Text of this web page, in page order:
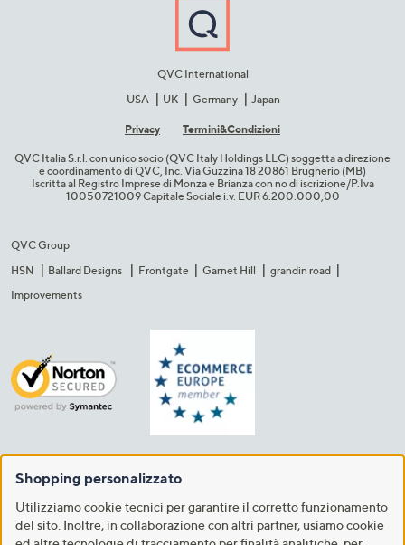
QVC International
USA
UK Germany Japan
Privacy Termini&C​ondizioni
QVC Italia S.r.l. con unico socio (QVC Italy Holdings LLC) soggetta a direzione
e coordinamento di QVC, Inc. Via Guzzina 18 20861 Brugherio (MB)​
Iscritta al Registro Imprese di Monza e Brianza con no di iscrizione/P.Iva
10050721009 Capitale Sociale i.v. EUR 6.200.000,00​
QVC Group
HSN
Ballard Designs Frontgate Garnet Hill
grandin road
Improvements
Shopping personalizzato
Utilizziamo cookie tecnici per garantire il corretto funzionamento
del sito. Inoltre, in collaborazione con altri partner, usiamo cookie